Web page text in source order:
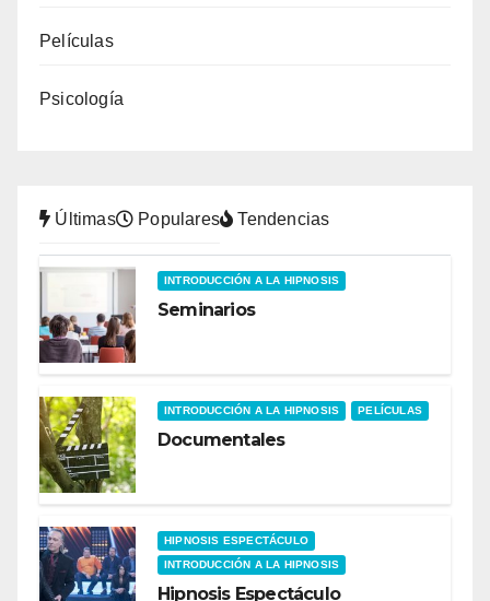
Películas
Psicología
Últimas Populares Tendencias
INTRODUCCIÓN A LA HIPNOSIS
Seminarios
INTRODUCCIÓN A LA HIPNOSIS PELÍCULAS
Documentales
HIPNOSIS ESPECTÁCULO
INTRODUCCIÓN A LA HIPNOSIS
Hipnosis Espectáculo